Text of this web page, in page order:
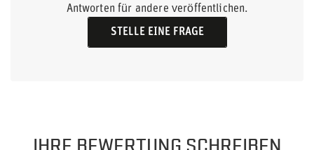
Antworten für andere veröffentlichen.
STELLE EINE FRAGE
IHRE BEWERTUNG SCHREIBEN